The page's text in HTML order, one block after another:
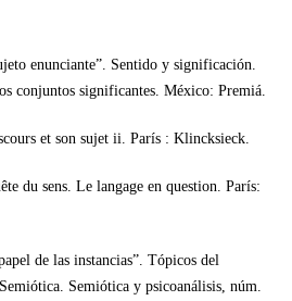
enunciante”. Sentido y significación.
conjuntos significantes. México: Premiá.
et son sujet ii. París : Klincksieck.
du sens. Le langage en question. París:
de las instancias”. Tópicos del
Semiótica y psicoanálisis, núm.